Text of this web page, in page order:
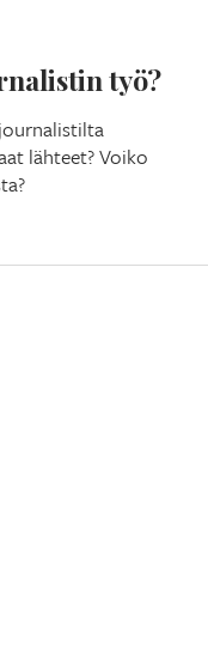
työ?
lähteet? Voiko